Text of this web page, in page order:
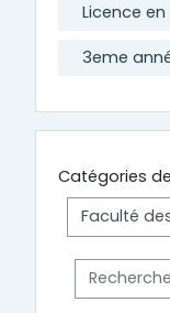
Licence
3eme
Catégories
Rechercher